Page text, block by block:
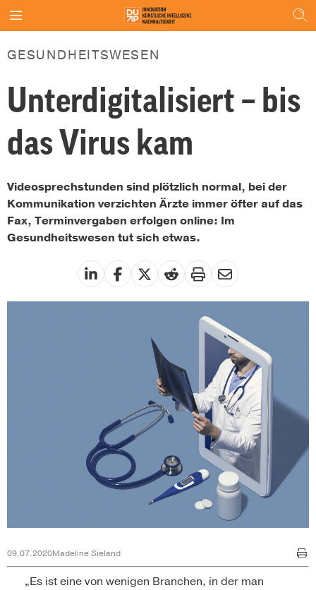
GESUNDHEITSWESEN
Unterdigitalisiert – bis
das Virus kam
Videosprechstunden sind plötzlich normal, bei der
Kommunikation verzichten Ärzte immer öfter auf das
Fax, Terminvergaben erfolgen online: Im
Gesundheitswesen tut sich etwas.
09.07.2020Madeline Sieland
„Es ist eine von wenigen Branchen, in der man